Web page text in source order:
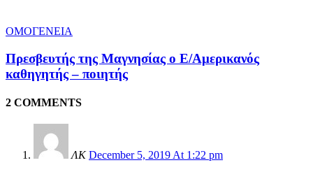
ΟΜΟΓΕΝΕΙΑ
Πρεσβευτής της Μαγνησίας ο Ε/Αμερικανός
καθηγητής – ποιητής
2 COMMENTS
ΛΚ December 5, 2019 At 1:22 pm